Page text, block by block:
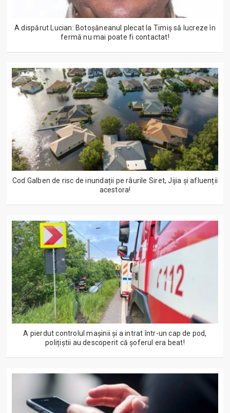
A dispărut Lucian: Botoșăneanul plecat la Timiș să lucreze în
fermă nu mai poate fi contactat!
Cod Galben de risc de inundații pe râurile Siret, Jijia și afluenții
acestora!
A pierdut controlul mașinii și a intrat într-un cap de pod,
polițiștii au descoperit că șoferul era beat!